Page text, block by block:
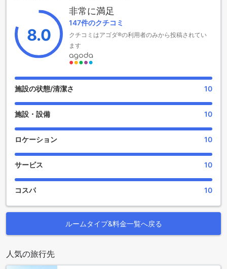
可能で、柔軟なスケジュールでの滞在が楽しめます。また、
小さなお子様をお連れの方にも配慮されており、0歳から2歳
までのお子様は無料で宿泊できます。家族旅行にも最適なこ
のアパートメントで、ボルドーの魅力を存分に味わってみて
はいかがでしょうか。
Appartement Bordeaux Centre Historiqueの便利な施設
Appartement Bordeaux Centre Historiqueでは、快適な滞在
は無料のWi-Fiをご利用いただけるため、旅行中でもストレス
なくインターネットにアクセスできます。大切なメールのチ
ェックや、観光スポットの情報収集も思いのままです。
さらに、公共エリアでもWi-Fiが利用可能なので、ロビーや共
を維持することができます。観光の合間にSNSに思い出をシ
ェアしたり、旅行の計画を立てたりと、便利なインターネッ
ト環境が整っていることで、ボルドーの魅力を存分に楽しむ
ことができるでしょう。
Appartement Bordeaux Centre Historiqueの客室設備
Appartement Bordeaux Centre Historiqueでは、快適な滞在
を実現するための充実した客室設備を整えています。まず、
各部屋には最新のテレビが完備されており、リラックスした
時間を過ごすことができます。お気に入りの映画や番組を楽
8.0
非常に満足
147件のクチコミ
クチコミはアゴダ®の利用者のみから投稿されてい
ます
施設の状態/清潔さ 10
施設・設備 10
ロケーション 10
サービス 10
コスパ 10
ルームタイプ&料金一覧へ戻る
人気の旅行先